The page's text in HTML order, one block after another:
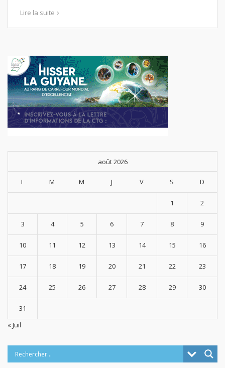
Lire la suite
août 2026
L M M J V S D
1 2
3 4 5 6 7 8 9
10 11 12 13 14 15 16
17 18 19 20 21 22 23
24 25 26 27 28 29 30
31
« Juil